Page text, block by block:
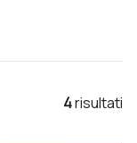
4risultati